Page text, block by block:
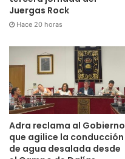
Juergas Rock
Hace 20 horas
Adra reclama al Gobierno
que agilice la conducción
de agua desalada desde